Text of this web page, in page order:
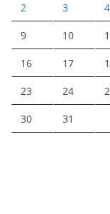
2 3 4
9 10
16 17
23 24
30 31